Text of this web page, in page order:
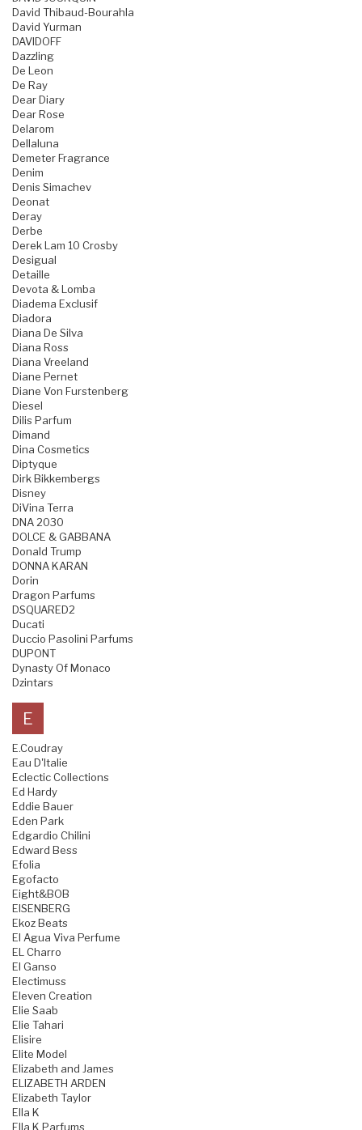
David Thibaud-Bourahla
David Yurman
DAVIDOFF
Dazzling
De Leon
De Ray
Dear Diary
Dear Rose
Delarom
Dellaluna
Demeter Fragrance
Denim
Denis Simachev
Deonat
Deray
Derbe
Derek Lam 10 Crosby
Desigual
Detaille
Devota & Lomba
Diadema Exclusif
Diadora
Diana De Silva
Diana Ross
Diana Vreeland
Diane Pernet
Diane Von Furstenberg
Diesel
Dilis Parfum
Dimand
Dina Cosmetics
Diptyque
Dirk Bikkembergs
Disney
DiVina Terra
DNA 2030
DOLCE & GABBANA
Donald Trump
DONNA KARAN
Dorin
Dragon Parfums
DSQUARED2
Ducati
Duccio Pasolini Parfums
DUPONT
Dynasty Of Monaco
Dzintars
E
E.Coudray
Eau D'Italie
Eclectic Collections
Ed Hardy
Eddie Bauer
Eden Park
Edgardio Chilini
Edward Bess
Efolia
Egofacto
Eight&BOB
EISENBERG
Ekoz Beats
El Agua Viva Perfume
EL Charro
El Ganso
Electimuss
Eleven Creation
Elie Saab
Elie Tahari
Elisire
Elite Model
Elizabeth and James
ELIZABETH ARDEN
Elizabeth Taylor
Ella K
Ella K Parfums